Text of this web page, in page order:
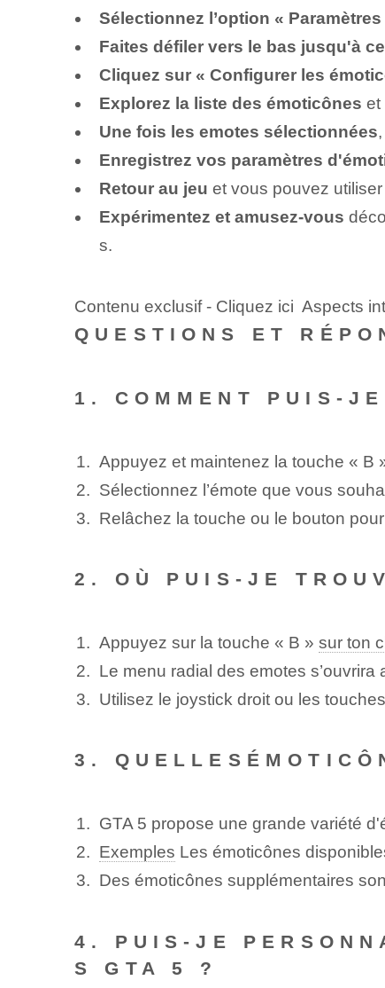
Sélectionnez l’option «
Faites défiler vers le bas jusqu'à
Cliquez sur « Configurer les
Explorez la liste des émoticônes et
Une fois les emotes sélectionnées
Enregistrez vos paramètres
Retour au jeu et vous pouvez
Expérimentez et amusez-vous
s.
Contenu exclusif - Cliquez ici Aspects
QUESTIONS ET
1. COMMENT PUIS-
Appuyez et maintenez la touche « B
Sélectionnez l’émote que vous
Relâchez la touche ou le bouton
2. OÙ PUIS-JE
Appuyez sur la touche « B » sur ton
Le menu radial des emotes s’ouvrira
Utilisez le joystick droit ou les
3.
GTA 5 propose une grande variété
Exemples Les émoticônes
Des émoticônes supplémentaires
4. PUIS-JE
S‌ GTA 5 ?